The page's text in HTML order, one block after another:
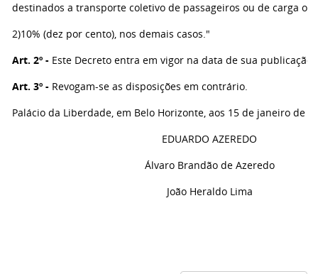
destinados a transporte coletivo de passageiros ou de carga ou
2)10% (dez por cento), nos demais casos."
Art. 2º - Este Decreto entra em vigor na data de sua publicação.
Art. 3º - Revogam-se as disposições em contrário.
Palácio da Liberdade, em Belo Horizonte, aos 15 de janeiro de
EDUARDO AZEREDO
Álvaro Brandão de Azeredo
João Heraldo Lima